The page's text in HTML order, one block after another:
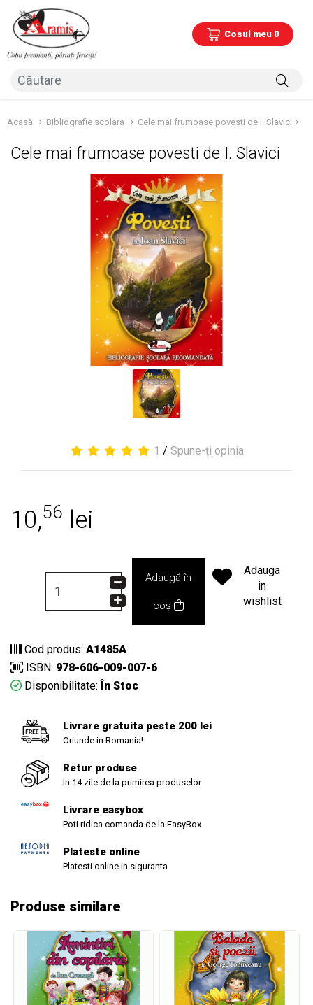
Cosul meu 0
Acasă Bibliografie scolara Cele mai frumoase povesti de I. Slavici
Cele mai frumoase povesti de I. Slavici
1 / Spune-ți opinia
10,56 lei
Adaugă în
coș
Adauga
in
wishlist
Cod produs: A1485A
ISBN: 978-606-009-007-6
Disponibilitate: În Stoc
Livrare gratuita peste 200 lei
Oriunde in Romania!
Retur produse
In 14 zile de la primirea produselor
Livrare easybox
Poti ridica comanda de la EasyBox
Plateste online
Platesti online in siguranta
Produse similare